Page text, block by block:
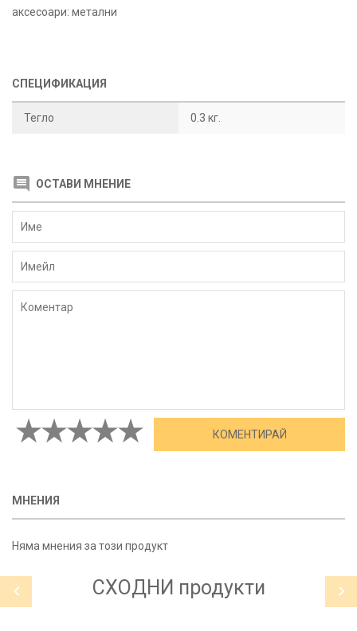
аксесоари: метални
СПЕЦИФИКАЦИЯ
Тегло 0.3 кг.
ОСТАВИ МНЕНИЕ
МНЕНИЯ
Няма мнения за този продукт
СХОДНИ продукти